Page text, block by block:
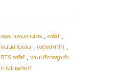
กรุงเทพมหานคร ,อารีย์,
ถนนสามเสน , เขตพญาไท ,
BTS อารีย์,งานบริการลูกค้า
ทางโทรศัพท์